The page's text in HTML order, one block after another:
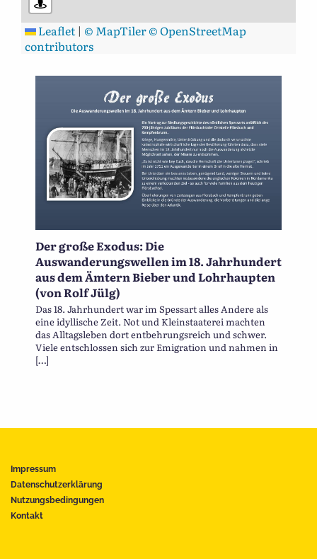
Leaflet | © MapTiler© OpenStreetMap
contributors
Der große Exodus: Die
Auswanderungswellen im 18. Jahrhundert
aus dem Ämtern Bieber und Lohrhaupten
(von Rolf Jülg)
Das 18. Jahrhundert war im Spessart alles Andere als
eine idyllische Zeit. Not und Kleinstaaterei machten
das Alltagsleben dort entbehrungsreich und schwer.
Viele entschlossen sich zur Emigration und nahmen in
[…]
Impressum
Datenschutzerklärung
Nutzungsbedingungen
Kontakt